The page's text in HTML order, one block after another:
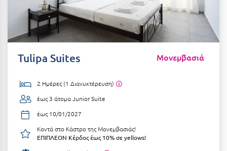
Αμαλιάδα
Αμάρυνθος
Αμφίκλεια
Ανάβυσσος
Άνδρος
Αντίπαρος
Ημιδιατροφή + Ποτά
Πλήρης Διατροφή
Ένα Γεύμα
Δύο Γεύματα + Ποτά
ΤΎΠΟΣ ΚΑΤΑΛΎΜΑΤΟΣ
Ξενοδοχεία 1 Αστέρι
Ξενοδοχεία 2 Αστέρων
Tulipa Suites Μονεμβασιά
2 Ημέρες (1 Διανυκτέρευση)
έως 3 άτομα Junior Suite
έως 10/01/2027
Κοντά στο Κάστρο της Μονεμβασιάς!
ΕΠΙΠΛΕΟΝ Κέρδος έως 10% σε yellows!